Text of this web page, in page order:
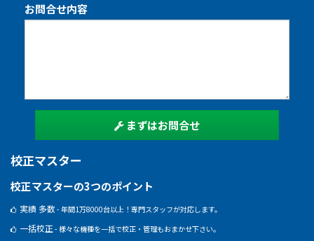
お問合せ内容
まずはお問合せ
校正マスター
校正マスターの3つのポイント
実績 多数- 年間1万8000台以上！専門スタッフが対応します。
一括校正- 様々な機種を一括で校正・管理もおまかせ下さい。